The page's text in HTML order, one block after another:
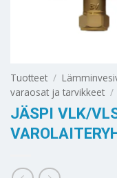
Tuotteet /
varaosat ja tarvikkeet /
JÄSPI VLK/